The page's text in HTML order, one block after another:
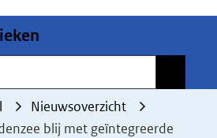
Nieuwsoverzicht
blij met geïntegreerde